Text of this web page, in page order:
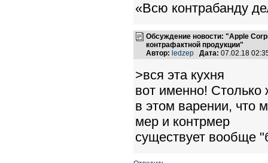
«Всю контрабанду
Обсуждение новости: "Apple
контрафактной продукции"
Автор: ledzep Дата: 07.02.18
>вся эта кухня
вот именно! Столько
в этом варении, что
мер и контрмер
существует вообще